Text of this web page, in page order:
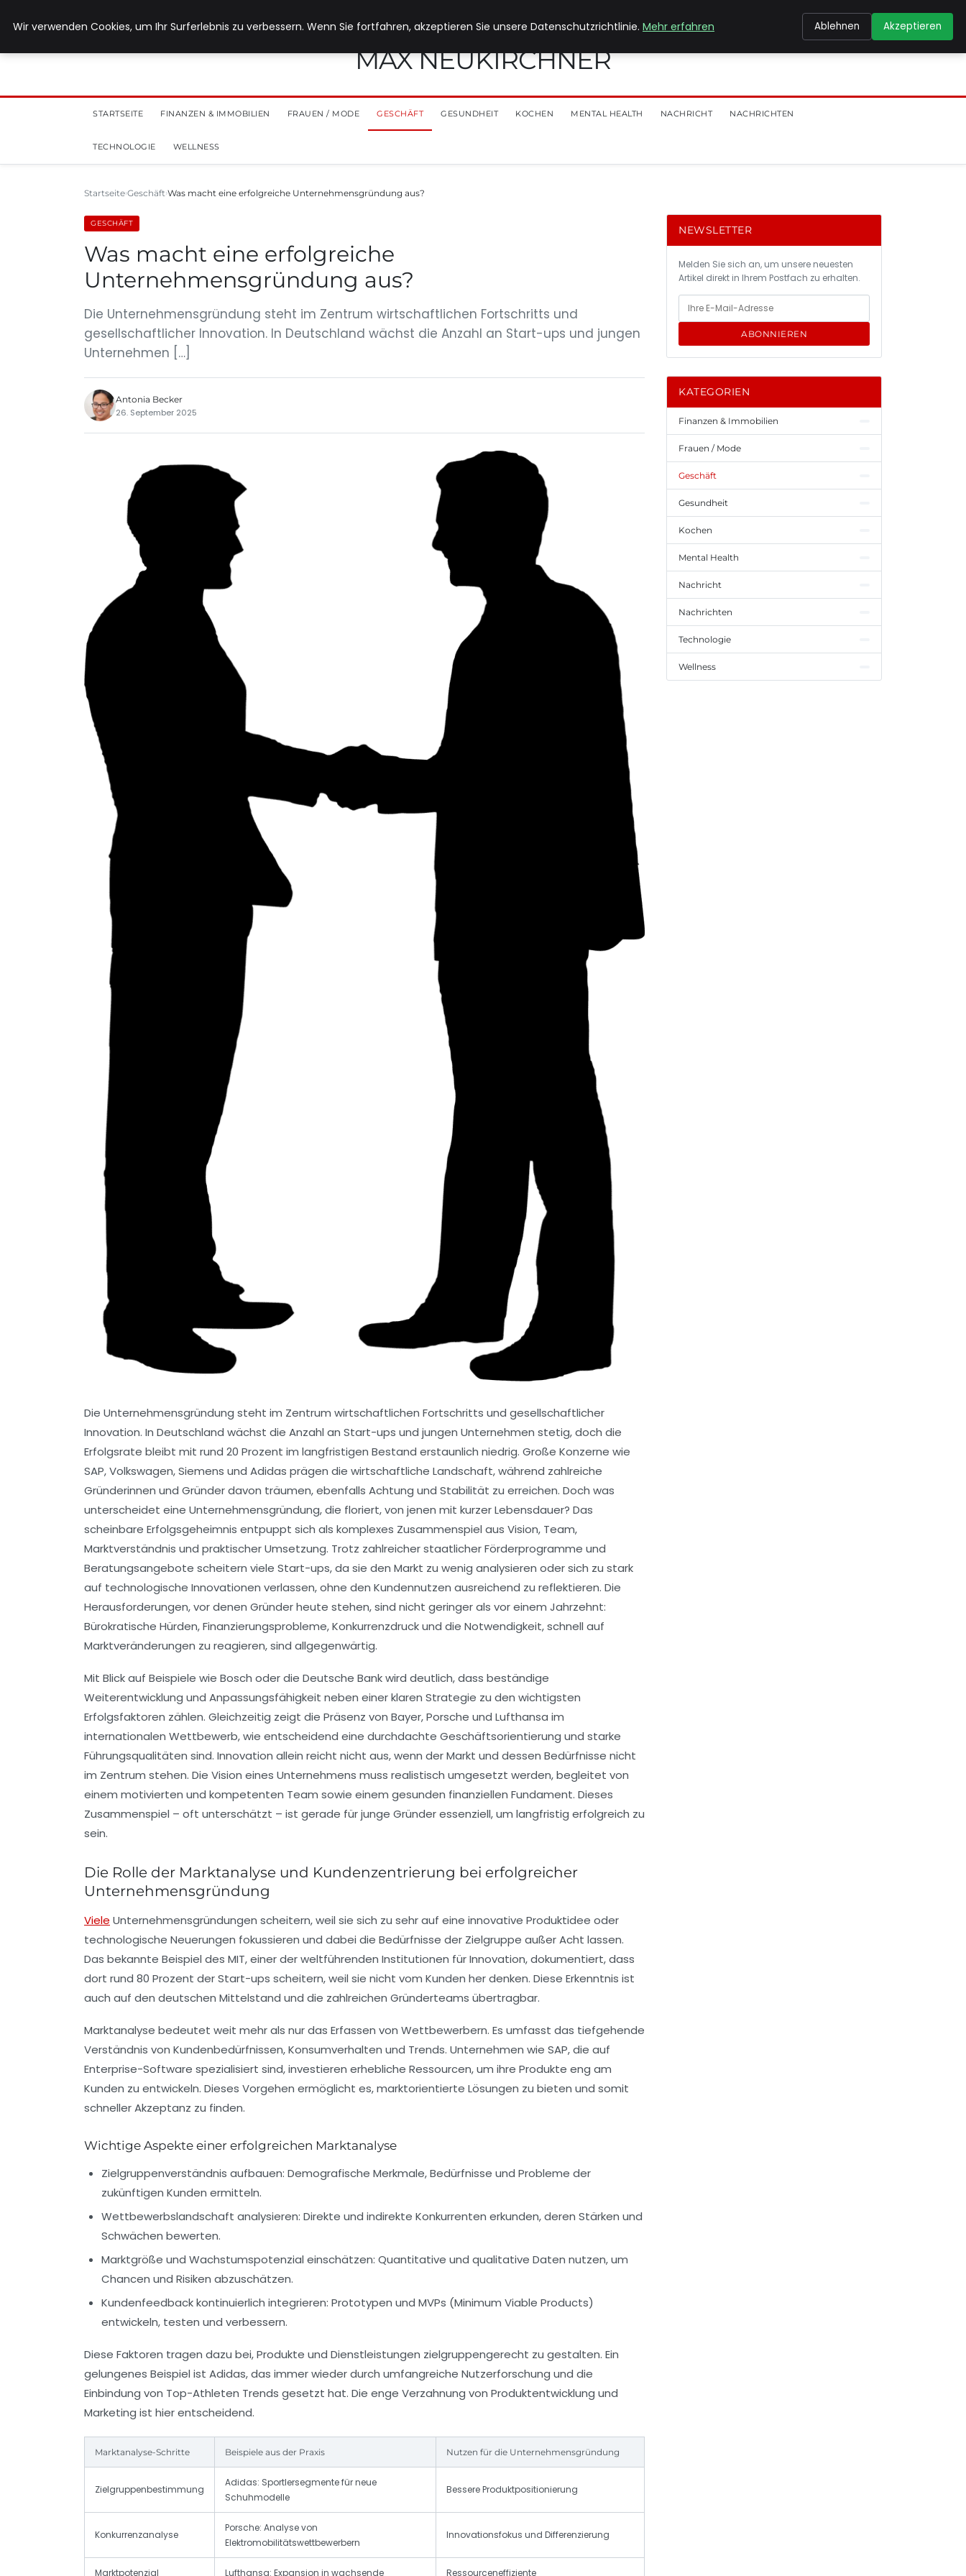
MAX NEUKIRCHNER
STARTSEITE FINANZEN & IMMOBILIEN FRAUEN / MODE GESCHÄFT GESUNDHEIT KOCHEN MENTAL HEALTH NACHRICHT NACHRICHTEN
TECHNOLOGIE WELLNESS
Startseite Geschäft Was macht eine erfolgreiche Unternehmensgründung aus?
GESCHÄFT
Was macht eine erfolgreiche
Unternehmensgründung aus?
Die Unternehmensgründung steht im Zentrum wirtschaftlichen Fortschritts und
gesellschaftlicher Innovation. In Deutschland wächst die Anzahl an Start-ups und jungen
Unternehmen […]
Antonia Becker
26. September 2025
Die Unternehmensgründung steht im Zentrum wirtschaftlichen Fortschritts und gesellschaftlicher
Innovation. In Deutschland wächst die Anzahl an Start-ups und jungen Unternehmen stetig, doch die
Erfolgsrate bleibt mit rund 20 Prozent im langfristigen Bestand erstaunlich niedrig. Große Konzerne wie
SAP, Volkswagen, Siemens und Adidas prägen die wirtschaftliche Landschaft, während zahlreiche
Gründerinnen und Gründer davon träumen, ebenfalls Achtung und Stabilität zu erreichen. Doch was
unterscheidet eine Unternehmensgründung, die floriert, von jenen mit kurzer Lebensdauer? Das
scheinbare Erfolgsgeheimnis entpuppt sich als komplexes Zusammenspiel aus Vision, Team,
Marktverständnis und praktischer Umsetzung. Trotz zahlreicher staatlicher Förderprogramme und
Beratungsangebote scheitern viele Start-ups, da sie den Markt zu wenig analysieren oder sich zu stark
auf technologische Innovationen verlassen, ohne den Kundennutzen ausreichend zu reflektieren. Die
Herausforderungen, vor denen Gründer heute stehen, sind nicht geringer als vor einem Jahrzehnt:
Bürokratische Hürden, Finanzierungsprobleme, Konkurrenzdruck und die Notwendigkeit, schnell auf
Marktveränderungen zu reagieren, sind allgegenwärtig.
Mit Blick auf Beispiele wie Bosch oder die Deutsche Bank wird deutlich, dass beständige
Weiterentwicklung und Anpassungsfähigkeit neben einer klaren Strategie zu den wichtigsten
Erfolgsfaktoren zählen. Gleichzeitig zeigt die Präsenz von Bayer, Porsche und Lufthansa im
internationalen Wettbewerb, wie entscheidend eine durchdachte Geschäftsorientierung und starke
Führungsqualitäten sind. Innovation allein reicht nicht aus, wenn der Markt und dessen Bedürfnisse nicht
im Zentrum stehen. Die Vision eines Unternehmens muss realistisch umgesetzt werden, begleitet von
einem motivierten und kompetenten Team sowie einem gesunden finanziellen Fundament. Dieses
Zusammenspiel – oft unterschätzt – ist gerade für junge Gründer essenziell, um langfristig erfolgreich zu
sein.
Die Rolle der Marktanalyse und Kundenzentrierung bei erfolgreicher
Unternehmensgründung
Viele Unternehmensgründungen scheitern, weil sie sich zu sehr auf eine innovative Produktidee oder
technologische Neuerungen fokussieren und dabei die Bedürfnisse der Zielgruppe außer Acht lassen.
Das bekannte Beispiel des MIT, einer der weltführenden Institutionen für Innovation, dokumentiert, dass
dort rund 80 Prozent der Start-ups scheitern, weil sie nicht vom Kunden her denken. Diese Erkenntnis ist
auch auf den deutschen Mittelstand und die zahlreichen Gründerteams übertragbar.
Marktanalyse bedeutet weit mehr als nur das Erfassen von Wettbewerbern. Es umfasst das tiefgehende
Verständnis von Kundenbedürfnissen, Konsumverhalten und Trends. Unternehmen wie SAP, die auf
Enterprise-Software spezialisiert sind, investieren erhebliche Ressourcen, um ihre Produkte eng am
Kunden zu entwickeln. Dieses Vorgehen ermöglicht es, marktorientierte Lösungen zu bieten und somit
schneller Akzeptanz zu finden.
Wichtige Aspekte einer erfolgreichen Marktanalyse
Zielgruppenverständnis aufbauen: Demografische Merkmale, Bedürfnisse und Probleme der
zukünftigen Kunden ermitteln.
Wettbewerbslandschaft analysieren: Direkte und indirekte Konkurrenten erkunden, deren Stärken und
Schwächen bewerten.
Marktgröße und Wachstumspotenzial einschätzen: Quantitative und qualitative Daten nutzen, um
Chancen und Risiken abzuschätzen.
Kundenfeedback kontinuierlich integrieren: Prototypen und MVPs (Minimum Viable Products)
entwickeln, testen und verbessern.
Diese Faktoren tragen dazu bei, Produkte und Dienstleistungen zielgruppengerecht zu gestalten. Ein
gelungenes Beispiel ist Adidas, das immer wieder durch umfangreiche Nutzerforschung und die
Einbindung von Top-Athleten Trends gesetzt hat. Die enge Verzahnung von Produktentwicklung und
Marketing ist hier entscheidend.
Marktanalyse-Schritte Beispiele aus der Praxis Nutzen für die Unternehmensgründung
Zielgruppenbestimmung
Adidas: Sportlersegmente für neue
Schuhmodelle
Bessere Produktpositionierung
Konkurrenzanalyse
Porsche: Analyse von
Elektromobilitätswettbewerbern
Innovationsfokus und Differenzierung
Marktpotenzial Lufthansa: Expansion in wachsende Ressourceneffiziente
NEWSLETTER
Melden Sie sich an, um unsere neuesten
Artikel direkt in Ihrem Postfach zu erhalten.
ABONNIEREN
KATEGORIEN
Finanzen & Immobilien
Frauen / Mode
Geschäft
Gesundheit
Kochen
Mental Health
Nachricht
Nachrichten
Technologie
Wellness
Wir verwenden Cookies, um Ihr Surferlebnis zu verbessern. Wenn Sie fortfahren, akzeptieren Sie unsere Datenschutzrichtlinie. Mehr erfahren Ablehnen Akzeptieren